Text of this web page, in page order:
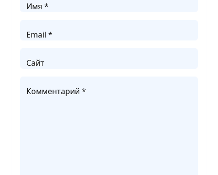
Имя *
Email *
Сайт
Комментарий *